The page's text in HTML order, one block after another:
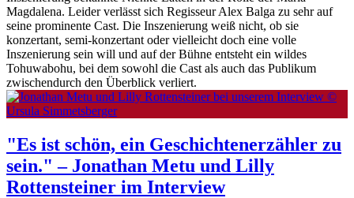
Magdalena. Leider verlässt sich Regisseur Alex Balga zu sehr auf
seine prominente Cast. Die Inszenierung weiß nicht, ob sie
konzertant, semi-konzertant oder vielleicht doch eine volle
Inszenierung sein will und auf der Bühne entsteht ein wildes
Tohuwabohu, bei dem sowohl die Cast als auch das Publikum
zwischendurch den Überblick verliert.
"Es ist schön, ein Geschichtenerzähler zu
sein." – Jonathan Metu und Lilly
Rottensteiner im Interview